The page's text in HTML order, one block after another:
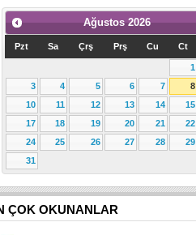
Ağustos 2026
Pzt Sa Çrş Prş Cu Ct
1
3
4 5 6 7 8
10
11 12 13 14 15
17
18 19 20 21 22
24
25 26 27 28 29
31
ÇOK OKUNANLAR